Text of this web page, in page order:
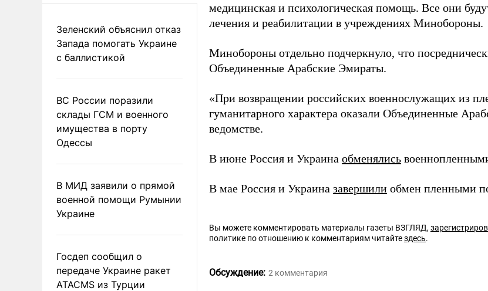
Зеленский объяснил отказ
Запада помогать Украине
с баллистикой
ВС России поразили
склады ГСМ и военного
имущества в порту
Одессы
В МИД заявили о прямой
военной помощи Румынии
Украине
Госдеп сообщил о
передаче Украине ракет
ATACMS из Турции
медицинская и психологическая помощь. Все они
лечения и реабилитации в учреждениях Минобороны.
Минобороны отдельно подчеркнуло, что
Объединенные Арабские Эмираты.
«При возвращении российских военнослужащих из
гуманитарного характера оказали Объединенные
ведомстве.
В июне Россия и Украина обменялись
В мае Россия и Украина завершили обмен пленными
Вы можете комментировать материалы газеты ВЗГЛЯД,
политике по отношению к комментариям читайтездесь.
Обсуждение: 2 комментария